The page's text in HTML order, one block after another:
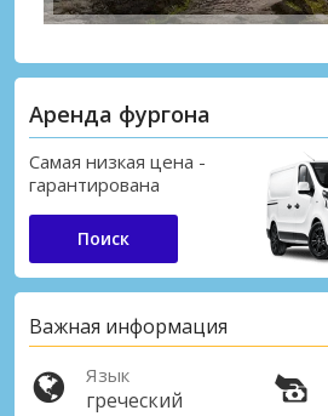
Аренда фургона
Самая низкая цена -
гарантирована
Поиск
Важная информация
Язык
греческий